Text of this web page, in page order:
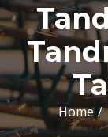
Home